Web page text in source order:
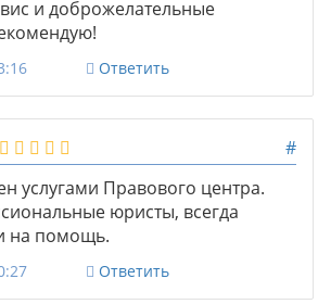
и доброжелательные
Ответить
#
услугами Правового центра.
юристы, всегда
на помощь.
Ответить